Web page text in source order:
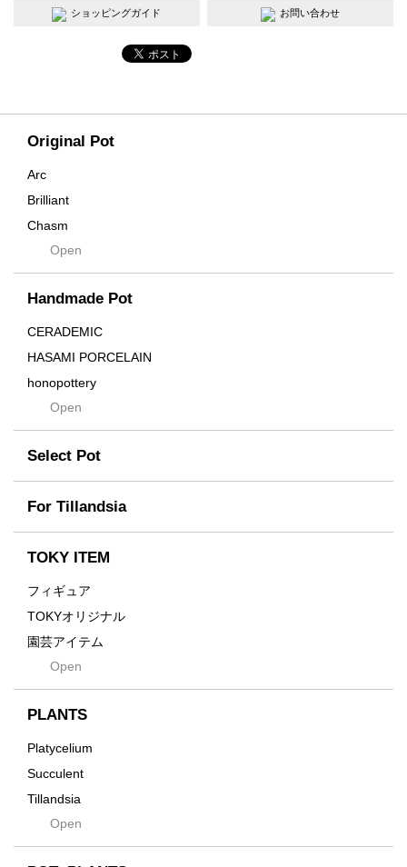
Original Pot
Arc
Brilliant
Chasm
Contra
Cream
Crown
Distortion
Drop
DUNE
Flames
For
Former
Fused
Earth
emeth
Enhance
Grid
Innocence
Kodama
Open
Handmade Pot
CERADEMIC
HASAMI PORCELAIN
honopottery
nocturne
tamanhayat
TETSUYA OZAWA
Scratch
Takehiro Ito
Yuya Iha
Open
Select Pot
For Tillandsia
TOKY ITEM
フィギュア
TOKYオリジナル
園芸アイテム
土・化粧石・活力剤
インテリア・デザイン雑貨
Tシャツ・バッグ
その他
Open
PLANTS
Platycelium
Succulent
Tillandsia
SeedsOpen
ショッピングガイド お問い合わせ